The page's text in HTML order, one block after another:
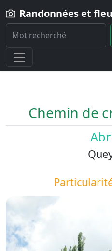
Randonnées et
Home
Paysage Chemin-
Chemin de